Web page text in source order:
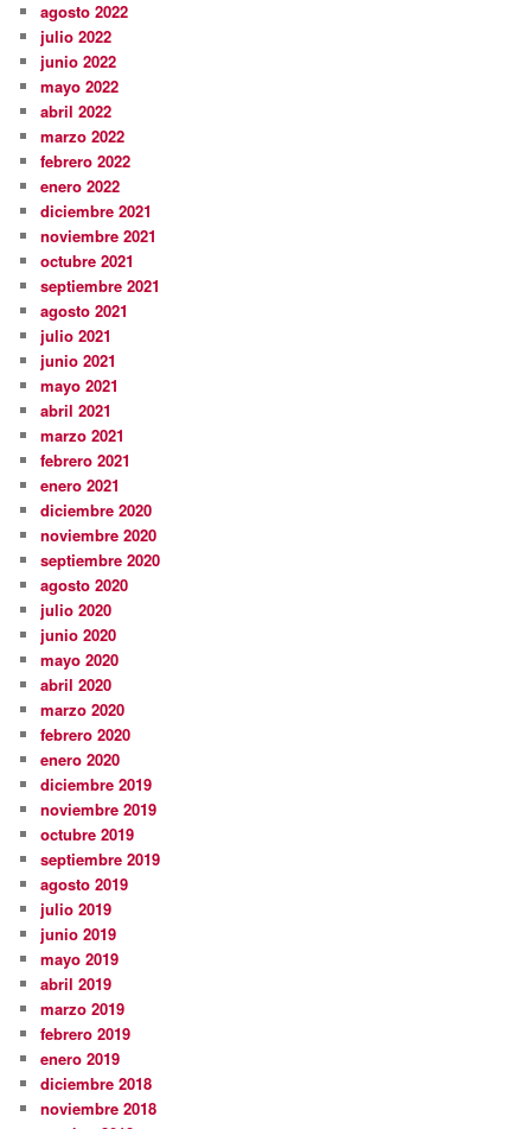
agosto 2022
julio 2022
junio 2022
mayo 2022
abril 2022
marzo 2022
febrero 2022
enero 2022
diciembre 2021
noviembre 2021
octubre 2021
septiembre 2021
agosto 2021
julio 2021
junio 2021
mayo 2021
abril 2021
marzo 2021
febrero 2021
enero 2021
diciembre 2020
noviembre 2020
septiembre 2020
agosto 2020
julio 2020
junio 2020
mayo 2020
abril 2020
marzo 2020
febrero 2020
enero 2020
diciembre 2019
noviembre 2019
octubre 2019
septiembre 2019
agosto 2019
julio 2019
junio 2019
mayo 2019
abril 2019
marzo 2019
febrero 2019
enero 2019
diciembre 2018
noviembre 2018